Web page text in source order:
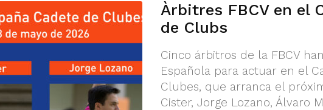
Àrbitres FBCV en el
de Clubs
Cinco árbitros de la FBCV
Española para actuar en el
Clubes, que arranca el
Cister, Jorge Lozano, Álvaro